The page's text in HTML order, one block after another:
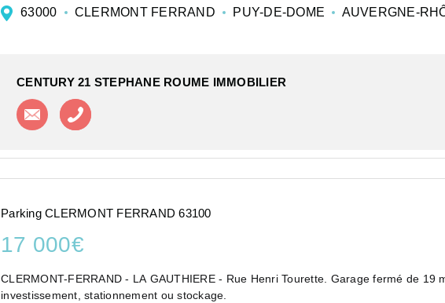
www.century21roumeimmob...
63000 CLERMONT FERRAND PUY-DE-DOME AUVERGNE-
CENTURY 21 STEPHANE ROUME IMMOBILIER
Contacter l'agence
Parking CLERMONT FERRAND 63100
17 000€
CLERMONT-FERRAND - LA GAUTHIERE - Rue Henri Tourette. Garage fermé de 19
investissement, stationnement ou stockage.